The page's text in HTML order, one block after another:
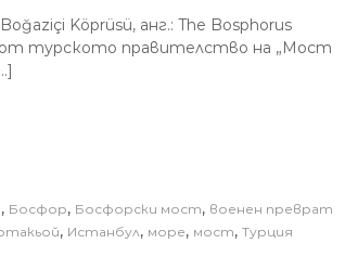
Köprüsü, анг.: The Bosphorus
от турското правителство на „Мост
, Босфор, Босфорски мост, военен преврат
, Истанбул, море, мост, Турция